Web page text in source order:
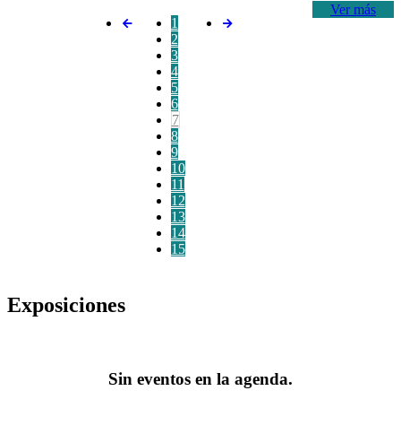
Ver más
1
2
3
4
5
6
7
8
9
10
11
12
13
14
15
Exposiciones
Sin eventos en la agenda.